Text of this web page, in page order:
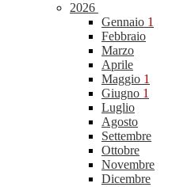
2026
Gennaio 1
Febbraio
Marzo
Aprile
Maggio 1
Giugno 1
Luglio
Agosto
Settembre
Ottobre
Novembre
Dicembre